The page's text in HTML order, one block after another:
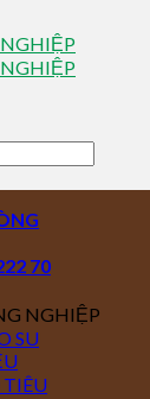
70
NGHIỆP
SU
TIÊU